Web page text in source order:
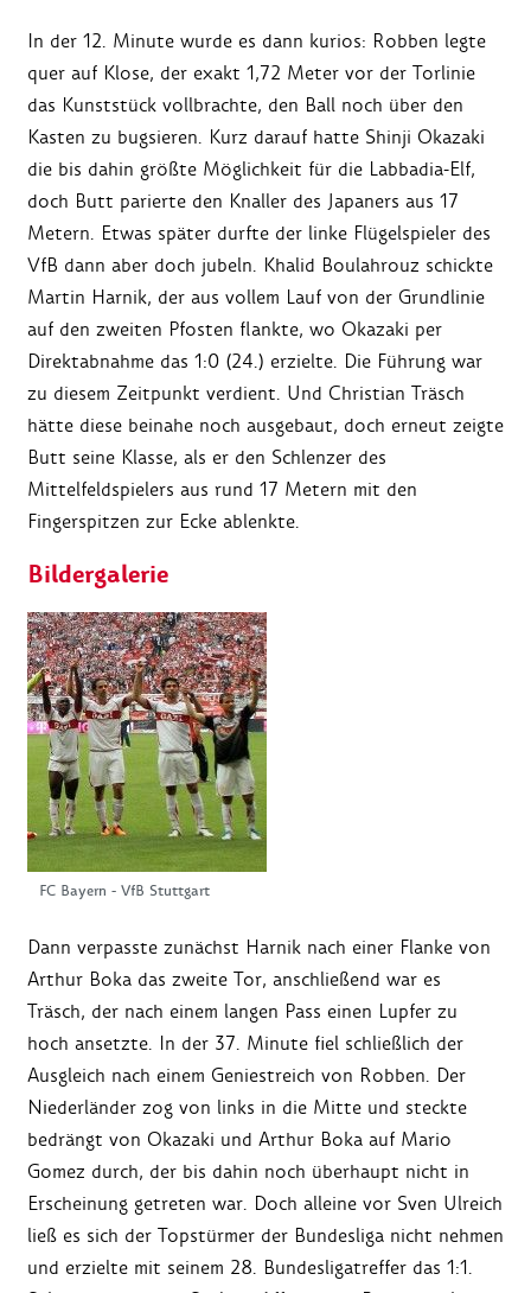
In der 12. Minute wurde es dann kurios: Robben legte
quer auf Klose, der exakt 1,72 Meter vor der Torlinie
das Kunststück vollbrachte, den Ball noch über den
Kasten zu bugsieren. Kurz darauf hatte Shinji Okazaki
die bis dahin größte Möglichkeit für die Labbadia-Elf,
doch Butt parierte den Knaller des Japaners aus 17
Metern. Etwas später durfte der linke Flügelspieler des
VfB dann aber doch jubeln. Khalid Boulahrouz schickte
Martin Harnik, der aus vollem Lauf von der Grundlinie
auf den zweiten Pfosten flankte, wo Okazaki per
Direktabnahme das 1:0 (24.) erzielte. Die Führung war
zu diesem Zeitpunkt verdient. Und Christian Träsch
hätte diese beinahe noch ausgebaut, doch erneut zeigte
Butt seine Klasse, als er den Schlenzer des
Mittelfeldspielers aus rund 17 Metern mit den
Fingerspitzen zur Ecke ablenkte.
Bildergalerie
FC Bayern - VfB Stuttgart
Dann verpasste zunächst Harnik nach einer Flanke von
Arthur Boka das zweite Tor, anschließend war es
Träsch, der nach einem langen Pass einen Lupfer zu
hoch ansetzte. In der 37. Minute fiel schließlich der
Ausgleich nach einem Geniestreich von Robben. Der
Niederländer zog von links in die Mitte und steckte
bedrängt von Okazaki und Arthur Boka auf Mario
Gomez durch, der bis dahin noch überhaupt nicht in
Erscheinung getreten war. Doch alleine vor Sven Ulreich
ließ es sich der Topstürmer der Bundesliga nicht nehmen
und erzielte mit seinem 28. Bundesligatreffer das 1:1.